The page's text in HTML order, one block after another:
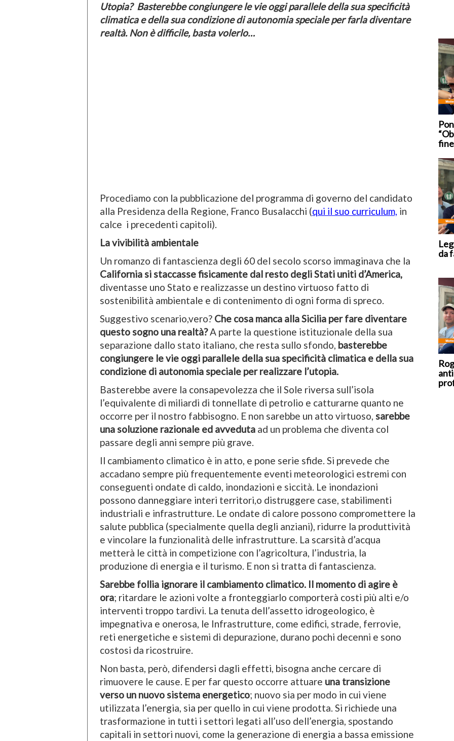
Utopia? Basterebbe congiungere le vie oggi parallele della sua specificità
climatica e della sua condizione di autonomia speciale per farla diventare
realtà. Non è difficile, basta volerlo…
Procediamo con la pubblicazione del programma di governo del candidato
alla Presidenza della Regione, Franco Busalacchi (qui il suo curriculum, in
calce i precedenti capitoli).
La vivibilità ambientale
Un romanzo di fantascienza degli 60 del secolo scorso immaginava che la
California si staccasse fisicamente dal resto degli Stati uniti d’America,
diventasse uno Stato e realizzasse un destino virtuoso fatto di
sostenibilità ambientale e di contenimento di ogni forma di spreco.
Suggestivo scenario,vero? Che cosa manca alla Sicilia per fare diventare
questo sogno una realtà?A parte la questione istituzionale della sua
separazione dallo stato italiano, che resta sullo sfondo, basterebbe
congiungere le vie oggi parallele della sua specificità climatica e della sua
condizione di autonomia speciale per realizzare l’utopia.
Basterebbe avere la consapevolezza che il Sole riversa sull’isola
l’equivalente di miliardi di tonnellate di petrolio e catturarne quanto ne
occorre per il nostro fabbisogno. E non sarebbe un atto virtuoso, sarebbe
una soluzione razionale ed avveduta ad un problema che diventa col
passare degli anni sempre più grave.
Il cambiamento climatico è in atto, e pone serie sfide. Si prevede che
accadano sempre più frequentemente eventi meteorologici estremi con
conseguenti ondate di caldo, inondazioni e siccità. Le inondazioni
possono danneggiare interi territori,o distruggere case, stabilimenti
industriali e infrastrutture. Le ondate di calore possono compromettere la
salute pubblica (specialmente quella degli anziani), ridurre la produttività
e vincolare la funzionalità delle infrastrutture. La scarsità d’acqua
metterà le città in competizione con l’agricoltura, l’industria, la
produzione di energia e il turismo. E non si tratta di fantascienza.
Sarebbe follia ignorare il cambiamento climatico. Il momento di agire è
ora; ritardare le azioni volte a fronteggiarlo comporterà costi più alti e/o
interventi troppo tardivi. La tenuta dell’assetto idrogeologico, è
impegnativa e onerosa, le Infrastrutture, come edifici, strade, ferrovie,
reti energetiche e sistemi di depurazione, durano pochi decenni e sono
costosi da ricostruire.
Non basta, però, difendersi dagli effetti, bisogna anche cercare di
rimuovere le cause. E per far questo occorre attuare una transizione
verso un nuovo sistema energetico; nuovo sia per modo in cui viene
utilizzata l’energia, sia per quello in cui viene prodotta. Si richiede una
trasformazione in tutti i settori legati all’uso dell’energia, spostando
capitali in settori nuovi, come la generazione di energia a bassa emissione
da